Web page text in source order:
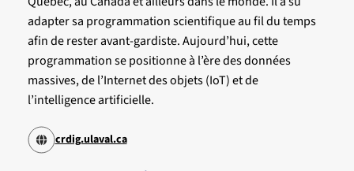
adapter sa programmation scientifique au fil du temps
afin de rester avant-gardiste. Aujourd’hui, cette
programmation se positionne à l’ère des données
massives, de l’Internet des objets (IoT) et de
l’intelligence artificielle.
crdig.ulaval.ca